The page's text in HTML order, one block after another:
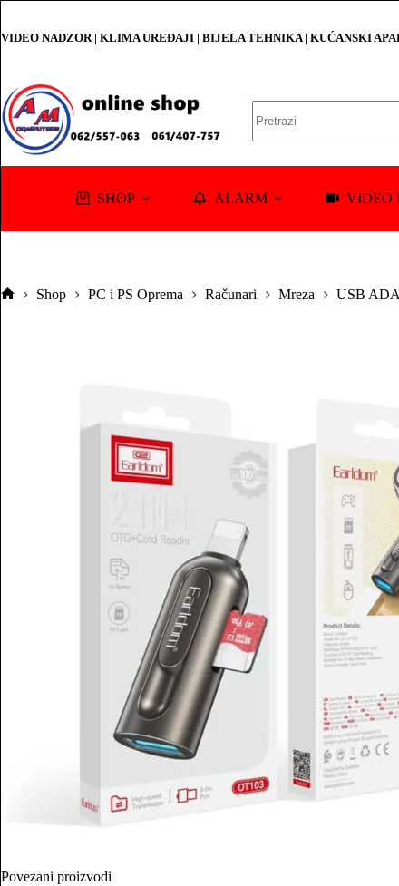
content
VIDEO NADZOR | KLIMA UREĐAJI | BIJELA TEHNIKA | KUĆANSKI
results
SHOP ALARM VIDEO
Shop PC i PS Oprema Računari Mreza USB
Povezani proizvodi